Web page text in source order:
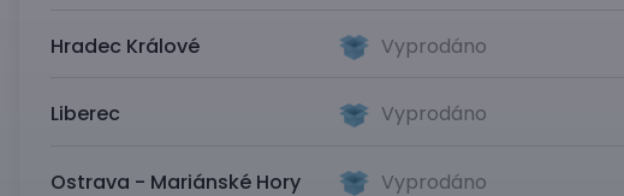
Hradec Králové Vyprodáno
Liberec Vyprodáno
Ostrava - Mariánské Hory Vyprodáno